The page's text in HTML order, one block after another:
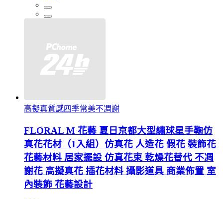
高擬真質感四季常美不凋謝
FLORAL M 花藝 夏日京都大型繡球星手鞠仿
真花花材（1入組）仿真花 人造花 假花 裝飾花
花藝材料 居家擺設 仿真花束 乾燥花替代 不凋
謝花 高擬真花 插花材料 攝影道具 商業佈置 室
內裝飾 花藝設計